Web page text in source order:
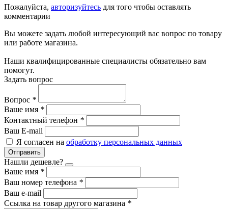
Пожалуйста, авторизуйтесь для того чтобы оставлять
комментарии
Вы можете задать любой интересующий вас вопрос по товару
или работе магазина.
Наши квалифицированные специалисты обязательно вам
помогут.
Задать вопрос
Вопрос *
Ваше имя *
Контактный телефон *
Ваш E-mail
Я согласен на обработку персональных данных
Отправить
Нашли дешевле?
Ваше имя *
Ваш номер телефона *
Ваш e-mail
Ссылка на товар другого магазина *